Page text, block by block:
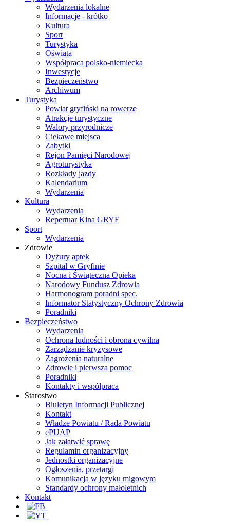
Wydarzenia lokalne
Informacje - krótko
Kultura
Sport
Turystyka
Oświata
Współpraca polsko-niemiecka
Inwestycje
Bezpieczeństwo
Archiwum
Turystyka
Powiat gryfiński na rowerze
Atrakcje turystyczne
Walory przyrodnicze
Ciekawe miejsca
Zabytki
Rejon Pamięci Narodowej
Agroturystyka
Rozkłady jazdy
Kalendarium
Wydarzenia
Kultura
Wydarzenia
Repertuar Kina GRYF
Sport
Wydarzenia
Zdrowie
Dyżury aptek
Szpital w Gryfinie
Nocna i Świąteczna Opieka
Narodowy Fundusz Zdrowia
Harmonogram poradni spec.
Informator Statystyczny Ochrony Zdrowia
Poradniki
Bezpieczeństwo
Wydarzenia
Ochrona ludności i obrona cywilna
Zarządzanie kryzysowe
Zagrożenia naturalne
Zdrowie i pierwsza pomoc
Poradniki
Kontakty i współpraca
Starostwo
Biuletyn Informacji Publicznej
Kontakt
Władze Powiatu / Rada Powiatu
ePUAP
Jak załatwić sprawę
Regulamin organizacyjny
Jednostki organizacyjne
Ogłoszenia, przetargi
Komunikacja w języku migowym
Standardy ochrony małoletnich
Kontakt